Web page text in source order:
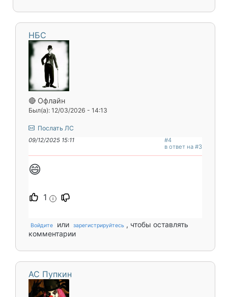
НБС
🔴 Офлайн
Был(а): 12/03/2026 - 14:13
Послать ЛС
09/12/2025 15:11
#4
в ответ на #3
😄
1 i
Войдите или зарегистрируйтесь , чтобы оставлять
комментарии
АС Пупкин